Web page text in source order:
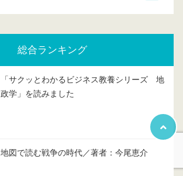
総合ランキング
「サクッとわかるビジネス教養シリーズ 地
政学」を読みました
地図で読む戦争の時代／著者：今尾恵介